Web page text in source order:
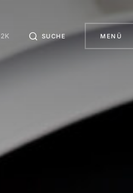
2K SUCHE MENÜ